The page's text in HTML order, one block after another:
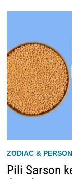
ZODIAC &
Pili Sarson